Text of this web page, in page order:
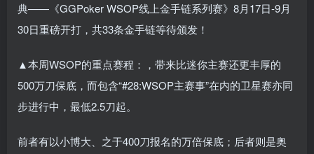
典——《GGPoker WSOP线上金手链系列赛》8月17日-9月
30日重磅开打，共33条金手链等待颁发！
▲本周WSOP的重点赛程：，带来比迷你主赛还更丰厚的
500万刀保底，而包含“#28:WSOP主赛事”在内的卫星赛亦同
步进行中，最低2.5刀起。
前者有以小博大、之于400刀报名的万倍保底；后者则是奥